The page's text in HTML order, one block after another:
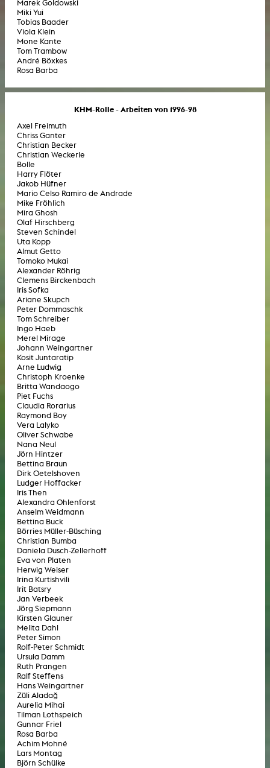
Marek Goldowski
Miki Yui
Tobias Baader
Viola Klein
Mone Kante
Tom Trambow
André Böxkes
Rosa Barba
KHM-Rolle - Arbeiten von 1996-98
Axel Freimuth
Chriss Ganter
Christian Becker
Christian Weckerle
Bolle
Harry Flöter
Jakob Hüfner
Mario Celso Ramiro de Andrade
Mike Fröhlich
Mira Ghosh
Olaf Hirschberg
Steven Schindel
Uta Kopp
Almut Getto
Tomoko Mukai
Alexander Röhrig
Clemens Birckenbach
Iris Sofka
Ariane Skupch
Peter Dommaschk
Tom Schreiber
Ingo Haeb
Merel Mirage
Johann Weingartner
Kosit Juntaratip
Arne Ludwig
Christoph Kroenke
Britta Wandaogo
Piet Fuchs
Claudia Rorarius
Raymond Boy
Vera Lalyko
Oliver Schwabe
Nana Neul
Jörn Hintzer
Bettina Braun
Dirk Oetelshoven
Ludger Hoffacker
Iris Then
Alexandra Ohlenforst
Anselm Weidmann
Bettina Buck
Börries Müller-Büsching
Christian Bumba
Daniela Dusch-Zellerhoff
Eva von Platen
Herwig Weiser
Irina Kurtishvili
Irit Batsry
Jan Verbeek
Jörg Siepmann
Kirsten Glauner
Melita Dahl
Peter Simon
Rolf-Peter Schmidt
Ursula Damm
Ruth Prangen
Ralf Steffens
Hans Weingartner
Züli Aladağ
Aurelia Mihai
Tilman Lothspeich
Gunnar Friel
Rosa Barba
Achim Mohné
Lars Montag
Björn Schülke